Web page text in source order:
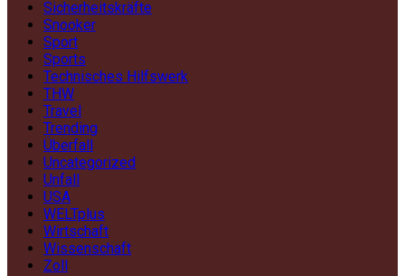
Sicherheitskräfte
Snooker
Sport
Sports
Technisches Hilfswerk
THW
Travel
Trending
Überfall
Uncategorized
Unfall
USA
WELTplus
Wirtschaft
Wissenschaft
Zoll